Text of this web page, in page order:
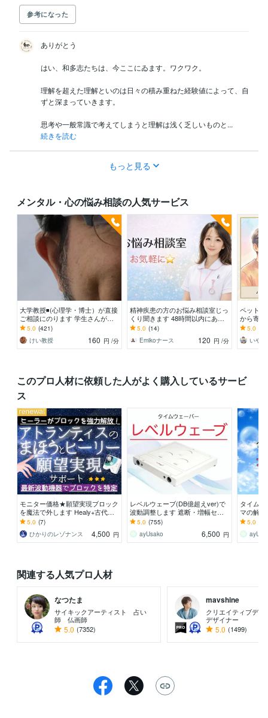
参考になった
ありがとう
はい、和多志たちは、今ここにゐます。ワクワク。
理解を超えた理解といのは日々の積み重ねた経験値によって、自
ずと深まっていきます。
思考や一般常識で考えてしまうと理解は浅く乏しいものと...
続きを読む
もっと見る
メンタル・心の悩み相談の人気サービス
大学教授◾️(心理学・博士）が直接
ご相談にのります 学生さんが、
心理学の先生に恋愛相談するよう
なお気軽さでどうぞ
5.0 (421)
けい教授
160 円 /分
精神疾患の方のお悩み相談室じっ
くり聞きます 48時間以内にあな
ただけのWord資料を無料でお届
けします
5.0 (14)
Emikoナース
120 円 /分
ペット
から寄
の針、
ですから
5.0
このプロ人材に依頼した人がよく購入しているサービ
ス
モニター価格★願望実現ブロック
を魔法で外します Healy+古代叡
智で滞りをクリアにし実現へ加速
サポート！
5.0 (7)
ひかりのレゾナンス
4,500 円
レベルウェーブ(DB億超えver)で
波動調整します 遮断・増幅セッ
トで4週間の波動調整付き ※貴重
な従来モデル
5.0 (755)
ayUsako
6,500 円
タイム
マの解
身とな
間の波
5.0
関連する人気プロ人材
なつたま
サイキックアーティスト 占い
師 仏画師
5.0 (7352)
mavshine
クリエイティブディ
デザイナー
5.0 (1499)